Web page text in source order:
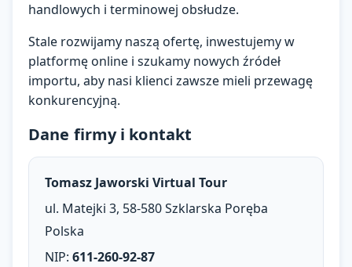
handlowych i terminowej obsłudze.
Stale rozwijamy naszą ofertę, inwestujemy w
platformę online i szukamy nowych źródeł
importu, aby nasi klienci zawsze mieli przewagę
konkurencyjną.
Dane firmy i kontakt
Tomasz Jaworski Virtual Tour
ul. Matejki 3, 58-580 Szklarska Poręba
Polska
NIP: 611-260-92-87